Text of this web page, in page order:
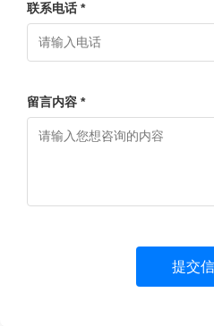
联系电话 *
留言内容 *
提交